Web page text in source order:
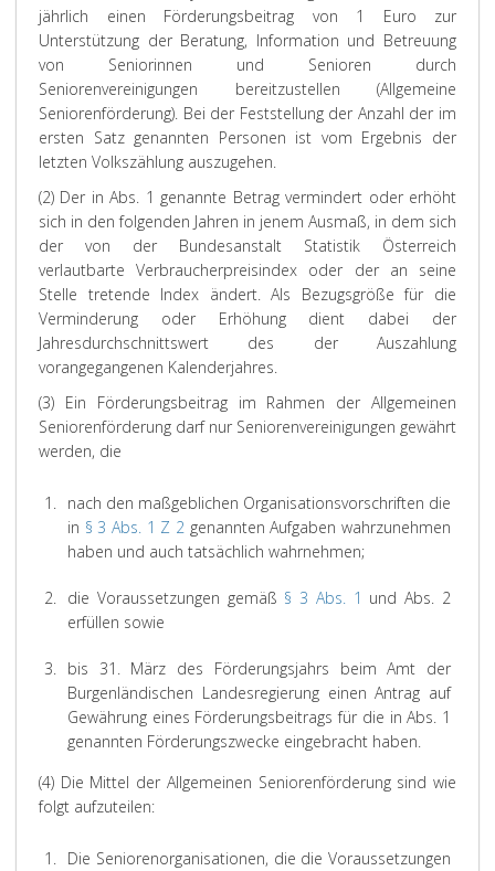
jährlich einen Förderungsbeitrag von 1 Euro zur
Unterstützung der Beratung, Information und Betreuung
von Seniorinnen und Senioren durch
Seniorenvereinigungen bereitzustellen (Allgemeine
Seniorenförderung). Bei der Feststellung der Anzahl der im
ersten Satz genannten Personen ist vom Ergebnis der
letzten Volkszählung auszugehen.
(2) Der in Abs. 1 genannte Betrag vermindert oder erhöht
sich in den folgenden Jahren in jenem Ausmaß, in dem sich
der von der Bundesanstalt Statistik Österreich
verlautbarte Verbraucherpreisindex oder der an seine
Stelle tretende Index ändert. Als Bezugsgröße für die
Verminderung oder Erhöhung dient dabei der
Jahresdurchschnittswert des der Auszahlung
vorangegangenen Kalenderjahres.
(3) Ein Förderungsbeitrag im Rahmen der Allgemeinen
Seniorenförderung darf nur Seniorenvereinigungen gewährt
werden, die
1. nach den maßgeblichen Organisationsvorschriften die
in § 3 Abs. 1 Z 2 genannten Aufgaben wahrzunehmen
haben und auch tatsächlich wahrnehmen;
2. die Voraussetzungen gemäß § 3 Abs. 1 und Abs. 2
erfüllen sowie
3. bis 31. März des Förderungsjahrs beim Amt der
Burgenländischen Landesregierung einen Antrag auf
Gewährung eines Förderungsbeitrags für die in Abs. 1
genannten Förderungszwecke eingebracht haben.
(4) Die Mittel der Allgemeinen Seniorenförderung sind wie
folgt aufzuteilen:
1. Die Seniorenorganisationen, die die Voraussetzungen